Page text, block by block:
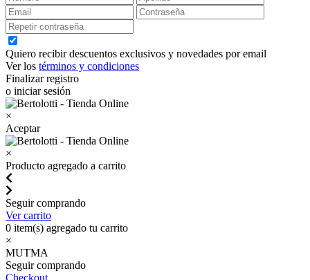
Quiero recibir descuentos exclusivos y novedades por email
Ver los términos y condiciones
Finalizar registro
o iniciar sesión
×
Aceptar
×
Producto agregado a carrito
Seguir comprando
Ver carrito
0 item(s) agregado tu carrito
×
MUTMA
Seguir comprando